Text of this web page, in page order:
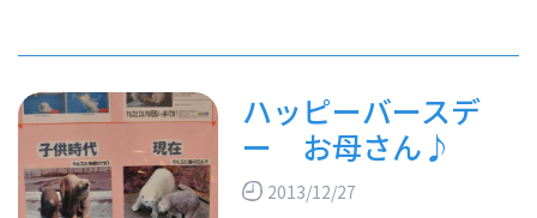
ハッピーバースデ
ー お母さん♪
2013/12/27